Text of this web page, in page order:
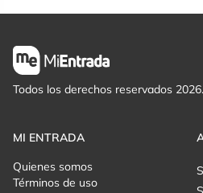
Grupo de danza Flor de Ceibo
Grupo Musical , Generación latina
COPLA ALTA , MATHIAS SORA,
*TRAER SILLAS*
Todos los derechos reservados 2026.
MI ENTRADA
Quienes somos
Términos de uso